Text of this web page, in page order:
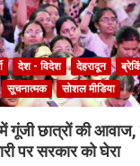
देश - विदेश देहरादून
सूचनात्मक सोशल मीडिया
गूंजी छात्रों की आवाज,
पर सरकार को घेरा